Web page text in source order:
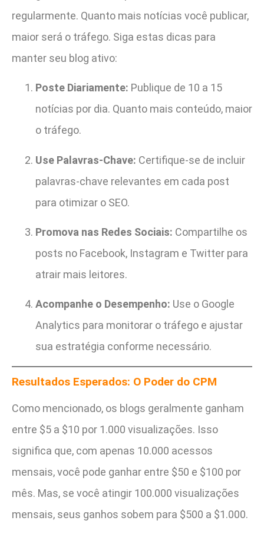
regularmente. Quanto mais notícias você publicar,
maior será o tráfego. Siga estas dicas para
manter seu blog ativo:
Poste Diariamente: Publique de 10 a 15
notícias por dia. Quanto mais conteúdo, maior
o tráfego.
Use Palavras-Chave: Certifique-se de incluir
palavras-chave relevantes em cada post
para otimizar o SEO.
Promova nas Redes Sociais: Compartilhe os
posts no Facebook, Instagram e Twitter para
atrair mais leitores.
Acompanhe o Desempenho: Use o Google
Analytics para monitorar o tráfego e ajustar
sua estratégia conforme necessário.
Resultados Esperados: O Poder do CPM
Como mencionado, os blogs geralmente ganham
entre $5 a $10 por 1.000 visualizações. Isso
significa que, com apenas 10.000 acessos
mensais, você pode ganhar entre $50 e $100 por
mês. Mas, se você atingir 100.000 visualizações
mensais, seus ganhos sobem para $500 a $1.000.